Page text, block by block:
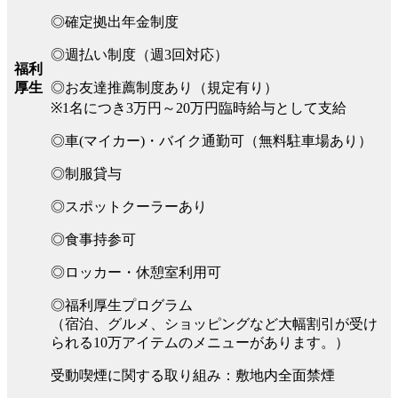
福利
厚生
◎確定拠出年金制度
◎週払い制度（週3回対応）
◎お友達推薦制度あり（規定有り）
※1名につき3万円～20万円臨時給与として支給
◎車(マイカー)・バイク通勤可（無料駐車場あり）
◎制服貸与
◎スポットクーラーあり
◎食事持参可
◎ロッカー・休憩室利用可
◎福利厚生プログラム
（宿泊、グルメ、ショッピングなど大幅割引が受け
られる10万アイテムのメニューがあります。）
受動喫煙に関する取り組み：敷地内全面禁煙